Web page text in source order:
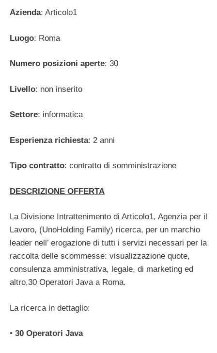
Azienda: Articolo1
Luogo: Roma
Numero posizioni aperte: 30
Livello: non inserito
Settore: informatica
Esperienza richiesta: 2 anni
Tipo contratto: contratto di somministrazione
DESCRIZIONE OFFERTA
La Divisione Intrattenimento di Articolo1, Agenzia per il
Lavoro, (UnoHolding Family) ricerca, per un marchio
leader nell’ erogazione di tutti i servizi necessari per la
raccolta delle scommesse: visualizzazione quote,
consulenza amministrativa, legale, di marketing ed
altro,30 Operatori Java a Roma.
La ricerca in dettaglio:
• 30 Operatori Java